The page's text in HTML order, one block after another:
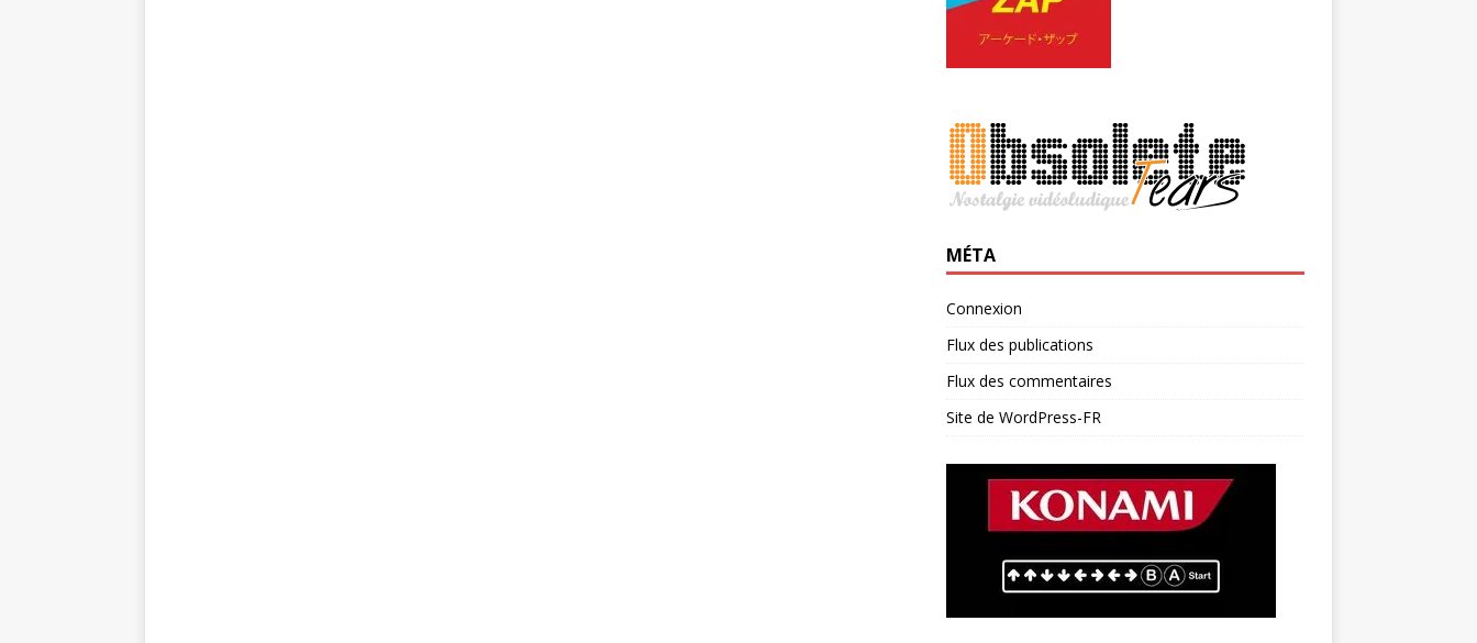
MÉTA
Connexion
Flux des publications
Flux des commentaires
Site de WordPress-FR